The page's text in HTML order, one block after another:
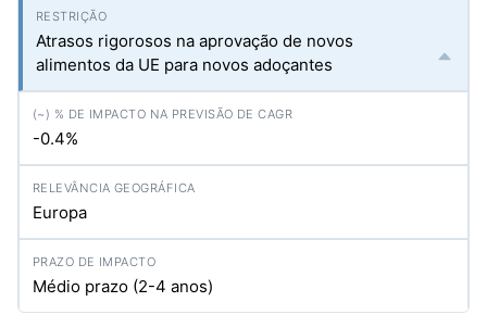
Atrasos rigorosos na aprovação de novos
alimentos da UE para novos adoçantes
-0.4%
Europa
Médio prazo (2-4 anos)